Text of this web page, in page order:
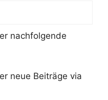
nachfolgende
neue Beiträge via